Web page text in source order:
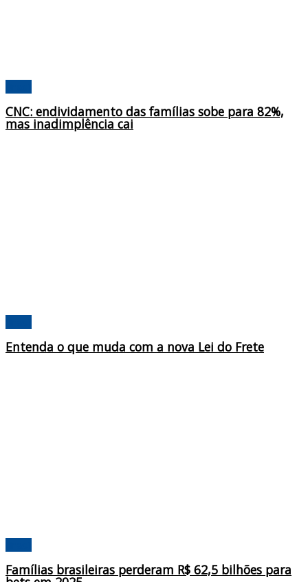
CNC: endividamento das famílias sobe para 82%,
mas inadimplência cai
Entenda o que muda com a nova Lei do Frete
Famílias brasileiras perderam R$ 62,5 bilhões para